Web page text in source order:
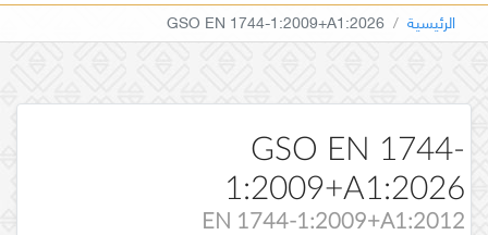
الرئيسية GSO EN 1744-1:2009+A1:2026
GSO EN 1744-
1:2009+A1:2026
EN 1744-1:2009+A1:2012